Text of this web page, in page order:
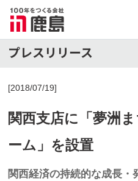
[2018/07/19]
関西支店に「夢洲
ーム」を設置
関西経済の持続的な成長・